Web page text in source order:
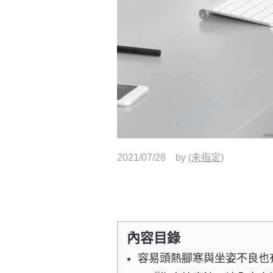
2021/07/28 by (未指定)
內容目錄
容易頭熱腳寒與坐姿不良也